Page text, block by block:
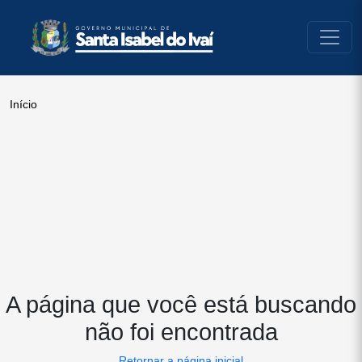
Início
A página que você está buscando
não foi encontrada